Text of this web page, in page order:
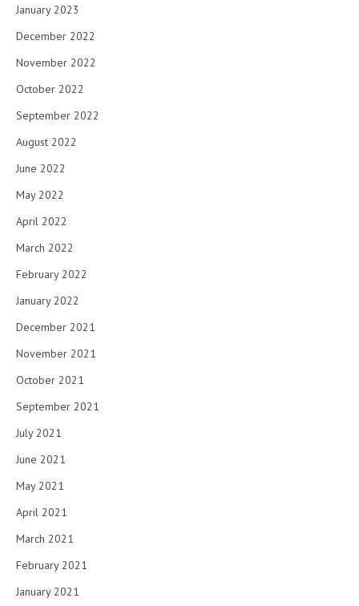
January 2023
December 2022
November 2022
October 2022
September 2022
August 2022
June 2022
May 2022
April 2022
March 2022
February 2022
January 2022
December 2021
November 2021
October 2021
September 2021
July 2021
June 2021
May 2021
April 2021
March 2021
February 2021
January 2021